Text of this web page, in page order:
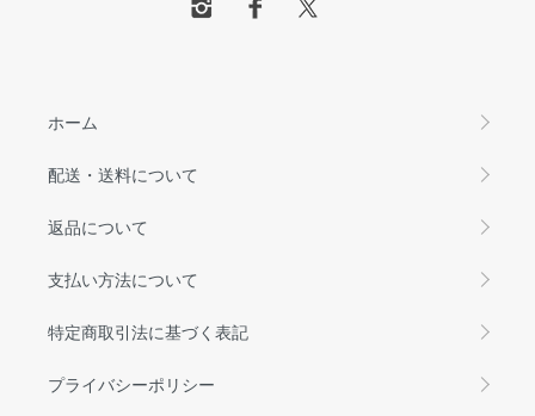
ホーム
配送・送料について
返品について
支払い方法について
特定商取引法に基づく表記
プライバシーポリシー